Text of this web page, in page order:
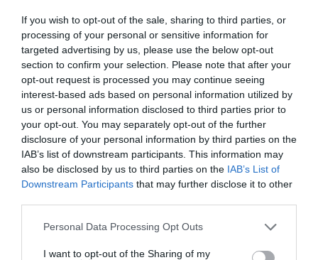
If you wish to opt-out of the sale, sharing to third parties, or
processing of your personal or sensitive information for
targeted advertising by us, please use the below opt-out
section to confirm your selection. Please note that after your
opt-out request is processed you may continue seeing
interest-based ads based on personal information utilized by
us or personal information disclosed to third parties prior to
your opt-out. You may separately opt-out of the further
disclosure of your personal information by third parties on the
IAB’s list of downstream participants. This information may
also be disclosed by us to third parties on the IAB’s List of
Downstream Participants that may further disclose it to other
Please note that this website/app uses one or more Google
not limited to your visit or usage behaviour. You may click to
Personal Data Processing Opt Outs
I want to opt-out of the Sharing of my
next post
Atreju: la “via italiana” sarà partecipazione o Milei?
YOU MAY ALSO LIKE